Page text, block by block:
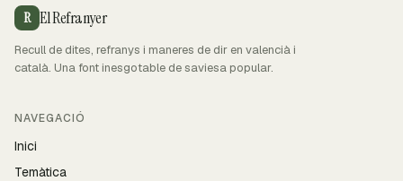
R El Refranyer
Recull de dites, refranys i maneres de dir en valencià i
català. Una font inesgotable de saviesa popular.
NAVEGACIÓ
Inici
Temàtica